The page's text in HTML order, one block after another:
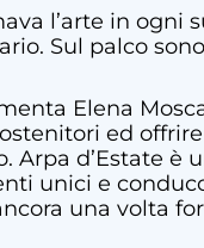
l’arte in ogni
Sul palco
Elena
ed
d’Estate è
unici e
una volta